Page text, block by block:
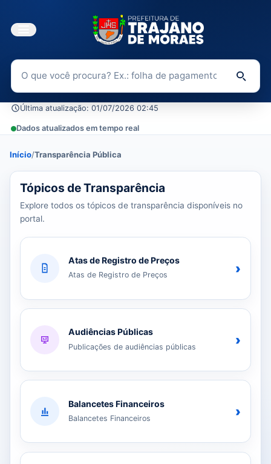
Buscar no Portal da Transparência
Última atualização: 01/07/2026 02:45
Dados atualizados em tempo real
Início/Transparência Pública
39 tópicos carregados do banco de dados.
Tópicos de Transparência
Explore todos os tópicos de transparência disponíveis no
portal.
Atas de Registro de Preços
Atas de Registro de Preços ›
Audiências Públicas
Publicações de audiências públicas ›
Balancetes Financeiros
Balancetes Financeiros ›